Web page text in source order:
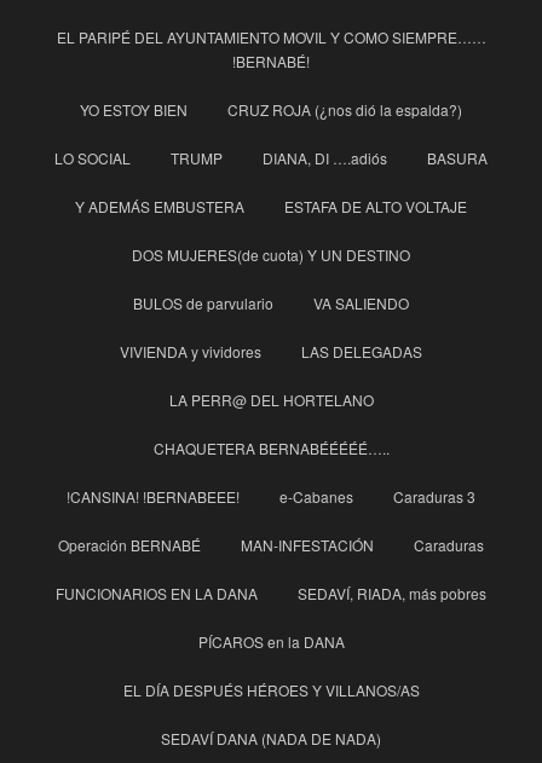
EL PARIPÉ DEL AYUNTAMIENTO MOVIL Y COMO SIEMPRE……
!BERNABÉ!
YO ESTOY BIEN CRUZ ROJA (¿nos dió la espalda?)
LO SOCIAL TRUMP DIANA, DI ….adiós BASURA
Y ADEMÁS EMBUSTERA ESTAFA DE ALTO VOLTAJE
DOS MUJERES(de cuota) Y UN DESTINO
BULOS de parvulario VA SALIENDO
VIVIENDA y vividores LAS DELEGADAS
LA PERR@ DEL HORTELANO
CHAQUETERA BERNABÉÉÉÉÉ…..
!CANSINA! !BERNABEEE! e-Cabanes Caraduras 3
Operación BERNABÉ MAN-INFESTACIÓN Caraduras
FUNCIONARIOS EN LA DANA SEDAVÍ, RIADA, más pobres
PÍCAROS en la DANA
EL DÍA DESPUÉS HÉROES Y VILLANOS/AS
SEDAVÍ DANA (NADA DE NADA)